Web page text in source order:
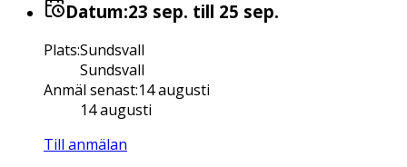
Datum:23 sep. till 25 sep.
Plats:Sundsvall
Sundsvall
Anmäl senast:14 augusti
14 augusti
Till anmälan